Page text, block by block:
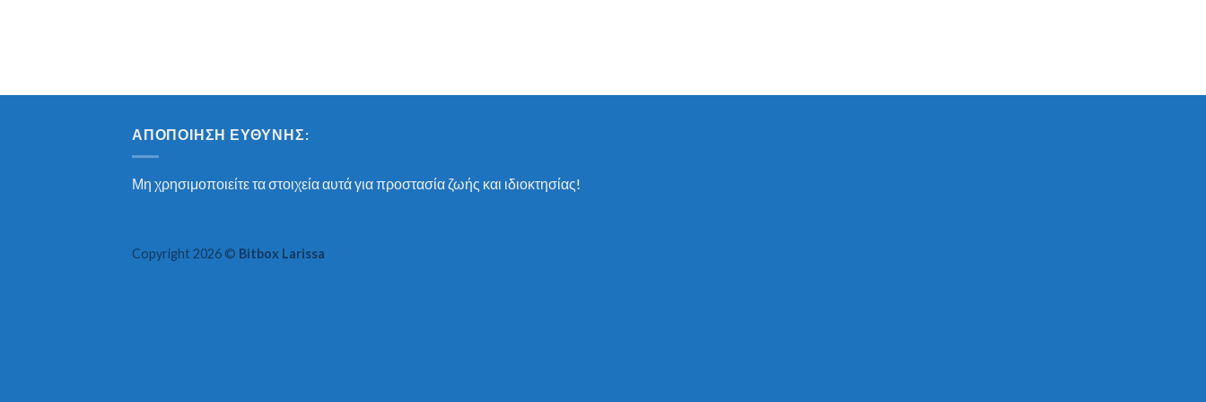
ΑΠΟΠΟΊΗΣΗ ΕΥΘΎΝΗΣ:
Μη χρησιμοποιείτε τα στοιχεία αυτά για προστασία ζωής και ιδιοκτησίας!
Copyright 2026 © Bitbox Larissa